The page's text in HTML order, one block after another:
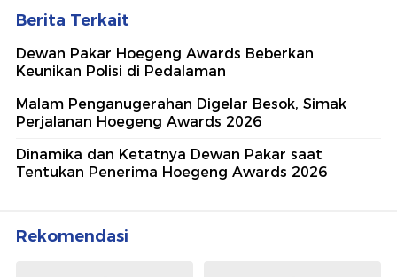
Berita Terkait
Dewan Pakar Hoegeng Awards Beberkan
Keunikan Polisi di Pedalaman
Malam Penganugerahan Digelar Besok, Simak
Perjalanan Hoegeng Awards 2026
Dinamika dan Ketatnya Dewan Pakar saat
Tentukan Penerima Hoegeng Awards 2026
Rekomendasi